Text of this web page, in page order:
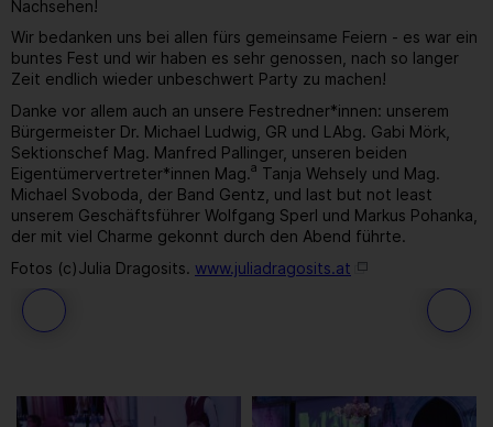
Nachsehen!
Wir bedanken uns bei allen fürs gemeinsame Feiern - es war ein
buntes Fest und wir haben es sehr genossen, nach so langer
Zeit endlich wieder unbeschwert Party zu machen!
Danke vor allem auch an unsere Festredner*innen: unserem
Bürgermeister Dr. Michael Ludwig, GR und LAbg. Gabi Mörk,
Sektionschef Mag. Manfred Pallinger, unseren beiden
Eigentümervertreter*innen Mag.a Tanja Wehsely und Mag.
Michael Svoboda, der Band Gentz, und last but not least
unserem Geschäftsführer Wolfgang Sperl und Markus Pohanka,
der mit viel Charme gekonnt durch den Abend führte.
Fotos (c)Julia Dragosits. www.juliadragosits.at
65 / 259